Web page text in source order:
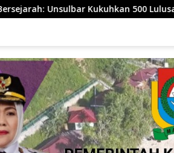
Lulusan, Termasuk Angkatan